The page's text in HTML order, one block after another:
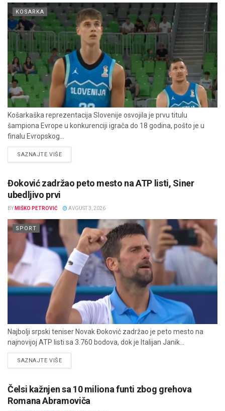
KOSARKA
Košarkaška reprezentacija Slovenije osvojila je prvu titulu
šampiona Evrope u konkurenciji igrača do 18 godina, pošto je u
finalu Evropskog...
SAZNAJTE VIŠEDETAILS
Đoković zadržao peto mesto na ATP listi, Siner
ubedljivo prvi
BY MIŠKO PETROVIĆ AVGUST 3, 2026
SPORT
Najbolji srpski teniser Novak Đoković zadržao je peto mesto na
najnovijoj ATP listi sa 3.760 bodova, dok je Italijan Janik...
SAZNAJTE VIŠEDETAILS
Čelsi kažnjen sa 10 miliona funti zbog grehova
Romana Abramoviča